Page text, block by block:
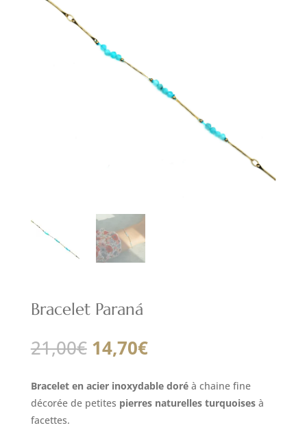
Bracelet Paraná
21,00€ Le
prix
initial
était :
21,00€.
14,70€Le
actuel
est :
Bracelet en acier inoxydable doréà chaine fine
décorée de petites pierres naturelles turquoisesà
facettes.